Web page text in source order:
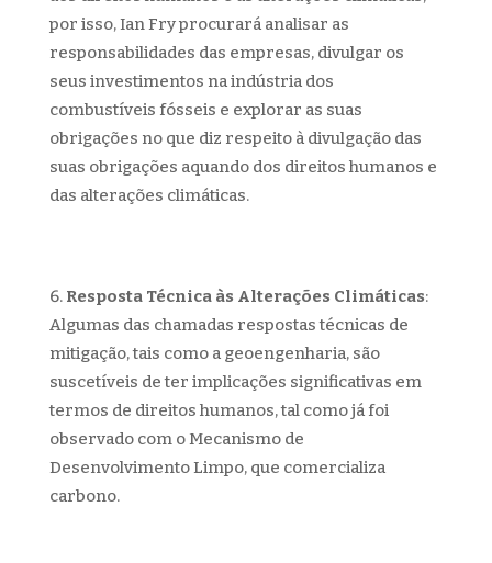
por isso, Ian Fry procurará analisar as
responsabilidades das empresas, divulgar os
seus investimentos na indústria dos
combustíveis fósseis e explorar as suas
obrigações no que diz respeito à divulgação das
suas obrigações aquando dos direitos humanos e
das alterações climáticas.
Resposta Técnica às Alterações Climáticas:
Algumas das chamadas respostas técnicas de
mitigação, tais como a geoengenharia, são
suscetíveis de ter implicações significativas em
termos de direitos humanos, tal como já foi
observado com o Mecanismo de
Desenvolvimento Limpo, que comercializa
carbono.